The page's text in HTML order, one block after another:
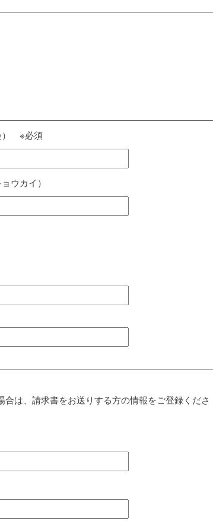
） ※必須
ウカイ）
は、請求書をお送りする方の情報をご登録くださ